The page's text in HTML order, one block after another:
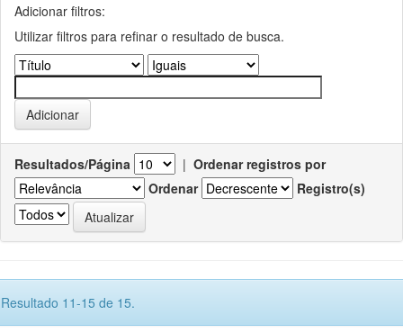
Adicionar filtros:
Utilizar filtros para refinar o resultado de busca.
Resultados/Página | Ordenar registros por
Ordenar
Registro(s)
Resultado 11-15 de 15.